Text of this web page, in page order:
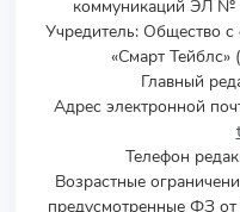
коммуникаций ЭЛ №
Учредитель: Общество с
«Смарт
Главный
Адрес электронной
Телефон
Возрастные
предусмотренные ФЗ